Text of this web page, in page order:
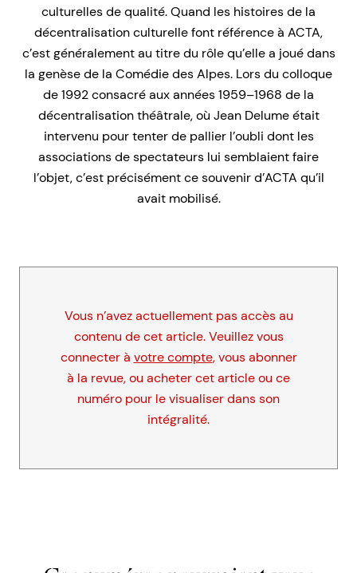
culturelles de qualité. Quand les histoires de la
décentralisation culturelle font référence à ACTA,
c’est généralement au titre du rôle qu’elle a joué dans
la genèse de la Comédie des Alpes. Lors du colloque
de 1992 consacré aux années 1959–1968 de la
décentralisation théâtrale, où Jean Delume était
intervenu pour tenter de pallier l’oubli dont les
associations de spectateurs lui semblaient faire
l’objet, c’est précisément ce souvenir d’ACTA qu’il
avait mobilisé.
Vous n’avez actuellement pas accès au
contenu de cet article. Veuillez vous
connecter à votre compte, vous abonner
à la revue, ou acheter cet article ou ce
numéro pour le visualiser dans son
intégralité.